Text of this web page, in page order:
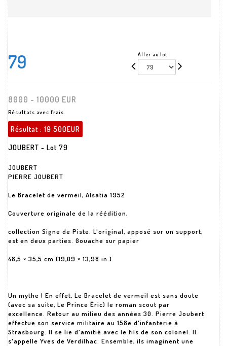
79 Aller au lot
8000 - 10000 EUR
Résultats avec frais
Résultat : 19 500EUR
JOUBERT - Lot 79
JOUBERT
PIERRE JOUBERT
Le Bracelet de vermeil, Alsatia 1952
Couverture originale de la réédition,
collection Signe de Piste. L'original, apposé sur un support,
est en deux parties. Gouache sur papier
48,5 × 35,5 cm (19,09 × 13,98 in.)
Un mythe ! En effet, Le Bracelet de vermeil est sans doute
(avec sa suite, Le Prince Éric) le roman scout par
excellence. Retour au milieu des années 30. Pierre Joubert
effectue son service militaire au 158e d'infanterie à
Strasbourg. Il se lie d'amitié avec le fils de son colonel. Il
s'appelle Yves de Verdilhac. Ensemble, ils imaginent une